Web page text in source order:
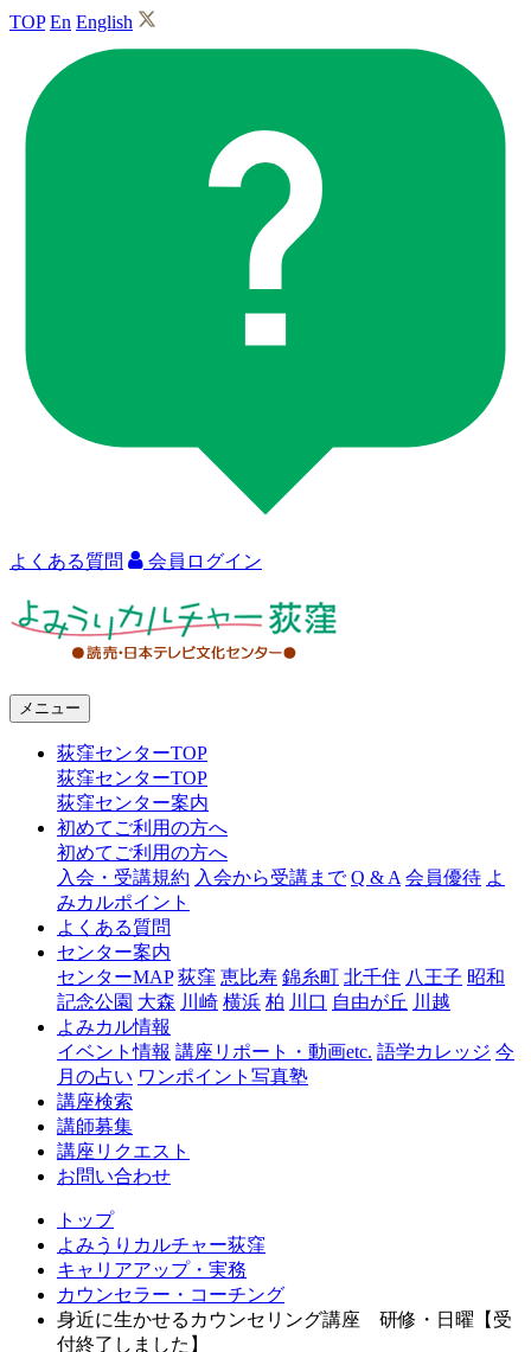
TOP En English
よくある質問 会員ログイン
ャ
窪
メニュー
荻窪センターTOP
荻窪センターTOP
荻窪センター案内
初めてご利用の方へ
初めてご利用の方へ
入会・受講規約 入会から受講まで Q & A 会員優待 よ
みカルポイント
よくある質問
センター案内
センターMAP 荻窪 恵比寿 錦糸町 北千住 八王子 昭和
記念公園 大森 川崎 横浜 柏 川口 自由が丘 川越
よみカル情報
イベント情報 講座リポート・動画etc. 語学カレッジ 今
月の占い ワンポイント写真塾
講座検索
講師募集
講座リクエスト
お問い合わせ
トップ
よみうりカルチャー荻窪
キャリアアップ・実務
カウンセラー・コーチング
身近に生かせるカウンセリング講座 研修・日曜【受
付終了しました】